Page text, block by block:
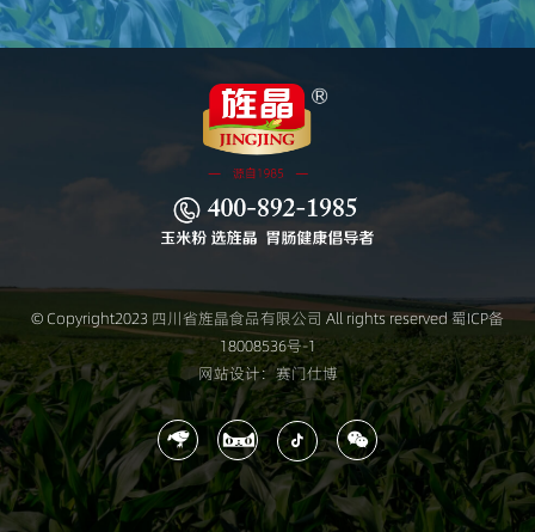
© Copyright2023 四川省旌晶食品有限公司 All rights reserved 蜀ICP备
18008536号-1
网站设计：赛门仕博
   